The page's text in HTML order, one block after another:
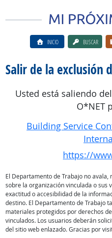
INICIO BUSCAR
Salir de la exclusión
Usted está saliendo
O*NET
Building Service
https://
El Departamento de Trabajo no
sobre la organización vinculada o sus
exactitud o accesibilidad de la
destino. El Departamento de Trabajo
materiales protegidos por derechos
vinculados. Los usuarios deberán
del sitio web enlazado. Gracias por